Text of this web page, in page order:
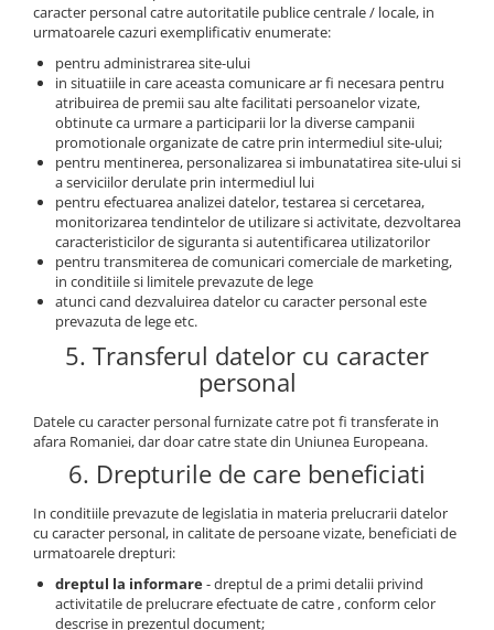
caracter personal catre autoritatile publice centrale / locale, in
urmatoarele cazuri exemplificativ enumerate:
pentru administrarea site-ului
in situatiile in care aceasta comunicare ar fi necesara pentru
atribuirea de premii sau alte facilitati persoanelor vizate,
obtinute ca urmare a participarii lor la diverse campanii
promotionale organizate de catre prin intermediul site-ului;
pentru mentinerea, personalizarea si imbunatatirea site-ului si
a serviciilor derulate prin intermediul lui
pentru efectuarea analizei datelor, testarea si cercetarea,
monitorizarea tendintelor de utilizare si activitate, dezvoltarea
caracteristicilor de siguranta si autentificarea utilizatorilor
pentru transmiterea de comunicari comerciale de marketing,
in conditiile si limitele prevazute de lege
atunci cand dezvaluirea datelor cu caracter personal este
prevazuta de lege etc.
5. Transferul datelor cu caracter
personal
Datele cu caracter personal furnizate catre pot fi transferate in
afara Romaniei, dar doar catre state din Uniunea Europeana.
6. Drepturile de care beneficiati
In conditiile prevazute de legislatia in materia prelucrarii datelor
cu caracter personal, in calitate de persoane vizate, beneficiati de
urmatoarele drepturi:
dreptul la informare- dreptul de a primi detalii privind
activitatile de prelucrare efectuate de catre , conform celor
descrise in prezentul document;